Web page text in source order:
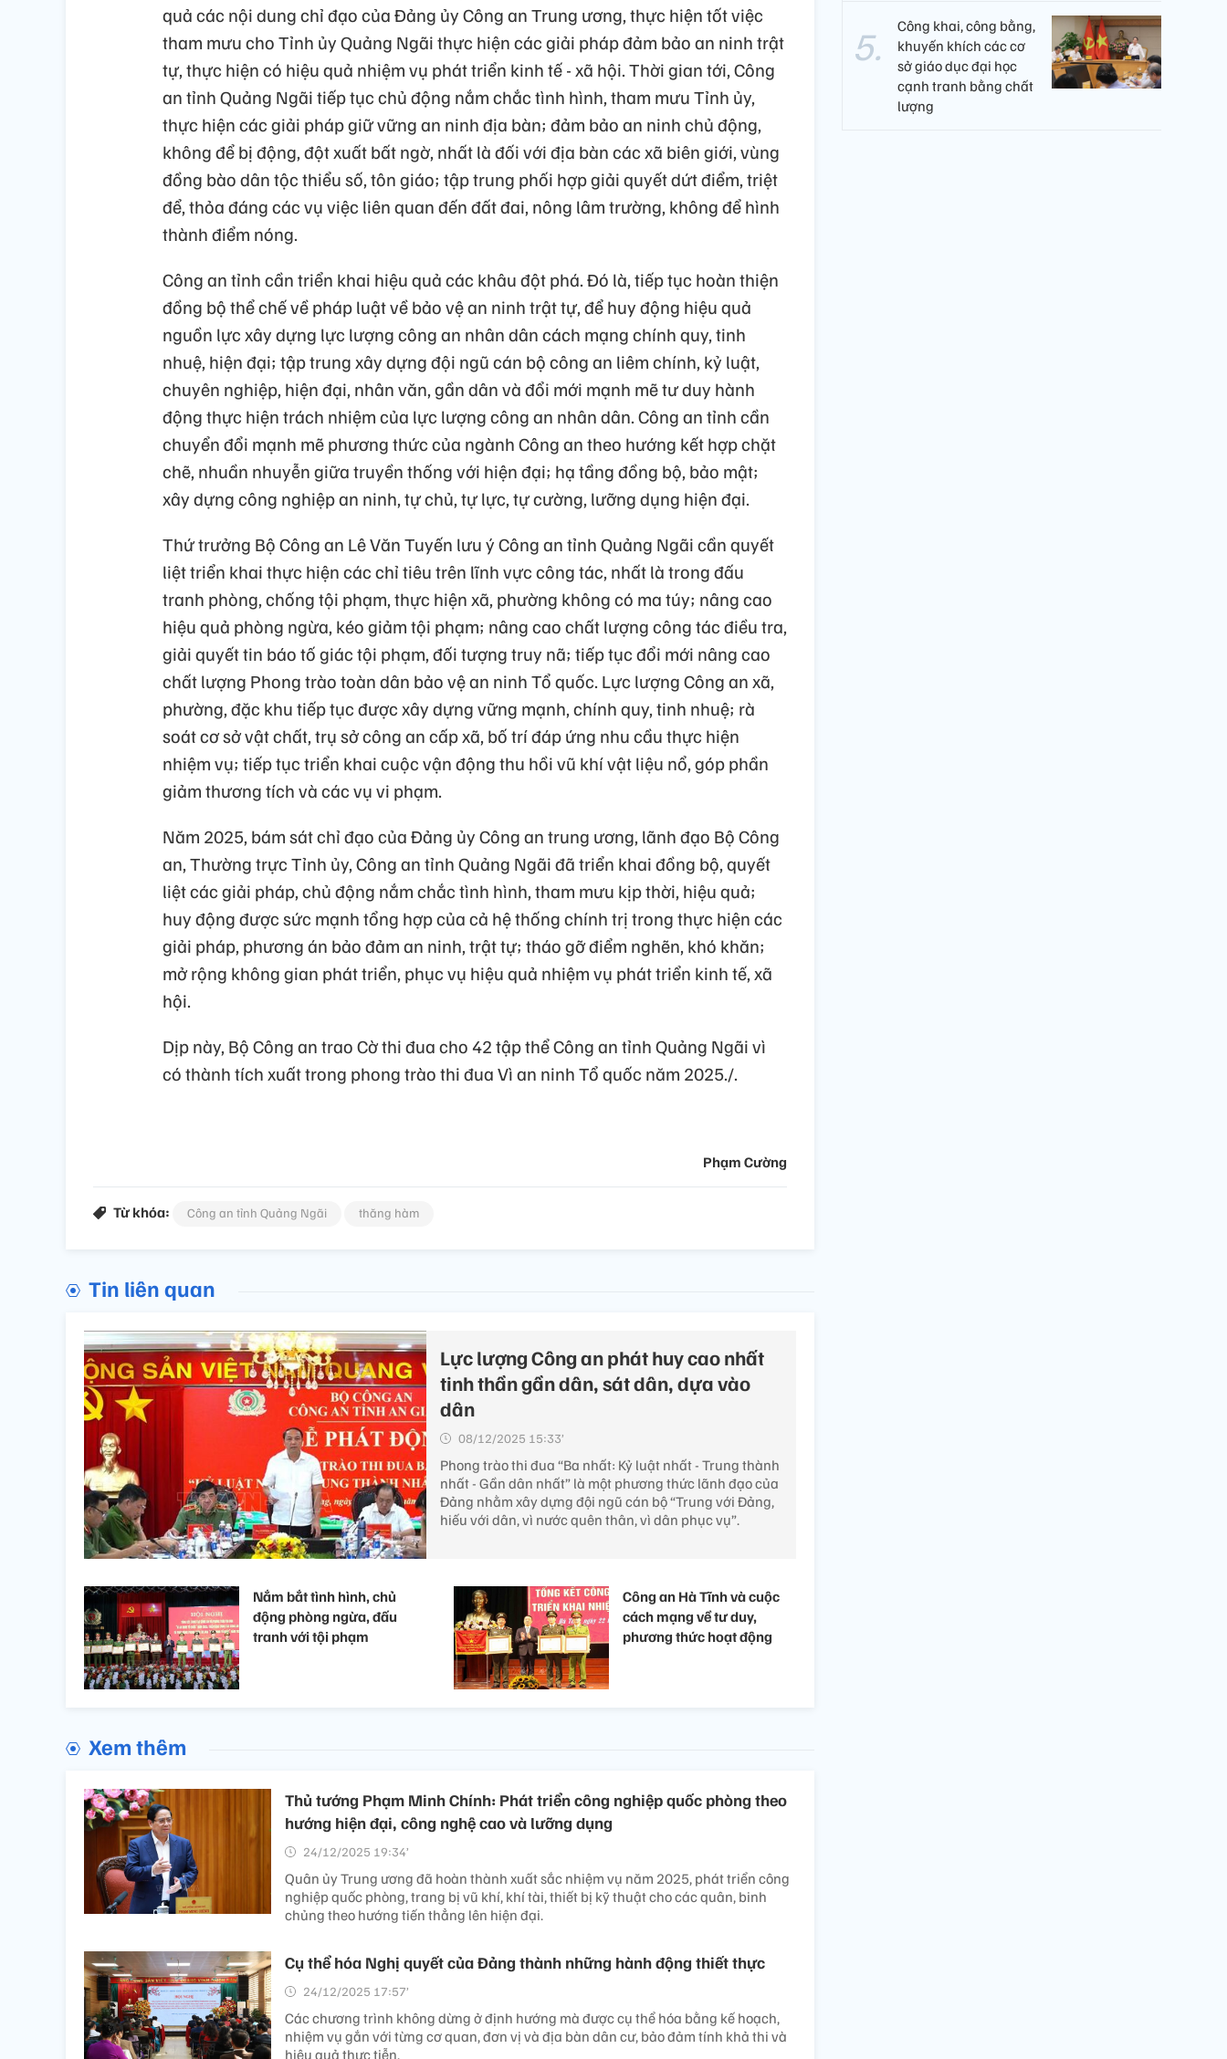
quả các nội dung chỉ đạo của Đảng ủy Công an Trung ương, thực hiện tốt việc
tham mưu cho Tỉnh ủy Quảng Ngãi thực hiện các giải pháp đảm bảo an ninh trật
tự, thực hiện có hiệu quả nhiệm vụ phát triển kinh tế - xã hội. Thời gian tới, Công
an tỉnh Quảng Ngãi tiếp tục chủ động nắm chắc tình hình, tham mưu Tỉnh ủy,
thực hiện các giải pháp giữ vững an ninh địa bàn; đảm bảo an ninh chủ động,
không để bị động, đột xuất bất ngờ, nhất là đối với địa bàn các xã biên giới, vùng
đồng bào dân tộc thiểu số, tôn giáo; tập trung phối hợp giải quyết dứt điểm, triệt
để, thỏa đáng các vụ việc liên quan đến đất đai, nông lâm trường, không để hình
thành điểm nóng.
Công an tỉnh cần triển khai hiệu quả các khâu đột phá. Đó là, tiếp tục hoàn thiện
đồng bộ thể chế về pháp luật về bảo vệ an ninh trật tự, để huy động hiệu quả
nguồn lực xây dựng lực lượng công an nhân dân cách mạng chính quy, tinh
nhuệ, hiện đại; tập trung xây dựng đội ngũ cán bộ công an liêm chính, kỷ luật,
chuyên nghiệp, hiện đại, nhân văn, gần dân và đổi mới mạnh mẽ tư duy hành
động thực hiện trách nhiệm của lực lượng công an nhân dân. Công an tỉnh cần
chuyển đổi mạnh mẽ phương thức của ngành Công an theo hướng kết hợp chặt
chẽ, nhuần nhuyễn giữa truyền thống với hiện đại; hạ tầng đồng bộ, bảo mật;
xây dựng công nghiệp an ninh, tự chủ, tự lực, tự cường, lưỡng dụng hiện đại.
Thứ trưởng Bộ Công an Lê Văn Tuyến lưu ý Công an tỉnh Quảng Ngãi cần quyết
liệt triển khai thực hiện các chỉ tiêu trên lĩnh vực công tác, nhất là trong đấu
tranh phòng, chống tội phạm, thực hiện xã, phường không có ma túy; nâng cao
hiệu quả phòng ngừa, kéo giảm tội phạm; nâng cao chất lượng công tác điều tra,
giải quyết tin báo tố giác tội phạm, đối tượng truy nã; tiếp tục đổi mới nâng cao
chất lượng Phong trào toàn dân bảo vệ an ninh Tổ quốc. Lực lượng Công an xã,
phường, đặc khu tiếp tục được xây dựng vững mạnh, chính quy, tinh nhuệ; rà
soát cơ sở vật chất, trụ sở công an cấp xã, bố trí đáp ứng nhu cầu thực hiện
nhiệm vụ; tiếp tục triển khai cuộc vận động thu hồi vũ khí vật liệu nổ, góp phần
giảm thương tích và các vụ vi phạm.
Năm 2025, bám sát chỉ đạo của Đảng ủy Công an trung ương, lãnh đạo Bộ Công
an, Thường trực Tỉnh ủy, Công an tỉnh Quảng Ngãi đã triển khai đồng bộ, quyết
liệt các giải pháp, chủ động nắm chắc tình hình, tham mưu kịp thời, hiệu quả;
huy động được sức mạnh tổng hợp của cả hệ thống chính trị trong thực hiện các
giải pháp, phương án bảo đảm an ninh, trật tự; tháo gỡ điểm nghẽn, khó khăn;
mở rộng không gian phát triển, phục vụ hiệu quả nhiệm vụ phát triển kinh tế, xã
hội.
Dịp này, Bộ Công an trao Cờ thi đua cho 42 tập thể Công an tỉnh Quảng Ngãi vì
có thành tích xuất trong phong trào thi đua Vì an ninh Tổ quốc năm 2025./.
Phạm Cường
Từ khóa: Công an tỉnh Quảng Ngãi thăng hàm
Tin liên quan
Lực lượng Công an phát huy cao nhất
tinh thần gần dân, sát dân, dựa vào
dân
08/12/2025 15:33’
Phong trào thi đua “Ba nhất: Kỷ luật nhất - Trung thành
nhất - Gần dân nhất” là một phương thức lãnh đạo của
Đảng nhằm xây dựng đội ngũ cán bộ “Trung với Đảng,
hiếu với dân, vì nước quên thân, vì dân phục vụ”.
Nắm bắt tình hình, chủ
động phòng ngừa, đấu
tranh với tội phạm
Công an Hà Tĩnh và cuộc
cách mạng về tư duy,
phương thức hoạt động
Xem thêm
Thủ tướng Phạm Minh Chính: Phát triển công nghiệp quốc phòng theo
hướng hiện đại, công nghệ cao và lưỡng dụng
24/12/2025 19:34’
Quân ủy Trung ương đã hoàn thành xuất sắc nhiệm vụ năm 2025, phát triển công
nghiệp quốc phòng, trang bị vũ khí, khí tài, thiết bị kỹ thuật cho các quân, binh
chủng theo hướng tiến thẳng lên hiện đại.
Cụ thể hóa Nghị quyết của Đảng thành những hành động thiết thực
24/12/2025 17:57’
Các chương trình không dừng ở định hướng mà được cụ thể hóa bằng kế hoạch,
nhiệm vụ gắn với từng cơ quan, đơn vị và địa bàn dân cư, bảo đảm tính khả thi và
hiệu quả thực tiễn.
Công khai, công bằng,
khuyến khích các cơ
sở giáo dục đại học
cạnh tranh bằng chất
lượng​